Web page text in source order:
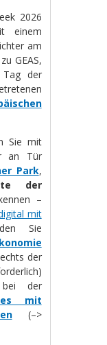
2026
einem
am
GEAS,
der
Sie mit
an Tür
Park,
der
–
mit
Sie
der
der
mit
(–>